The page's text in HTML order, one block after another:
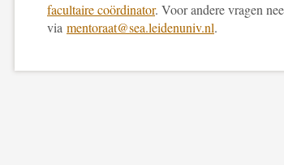
facultaire coördinator. Voor andere vragen
via mentoraat@sea.leidenuniv.nl.